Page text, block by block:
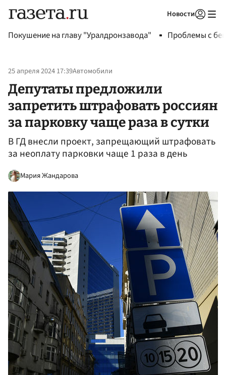
Новости
Покушение на главу "Уралдронзавода" Проблемы с
25 апреля 2024 17:39Автомобили
Депутаты предложили
запретить штрафовать россиян
за парковку чаще раза в сутки
В ГД внесли проект, запрещающий штрафовать
за неоплату парковки чаще 1 раза в день
Мария Жандарова